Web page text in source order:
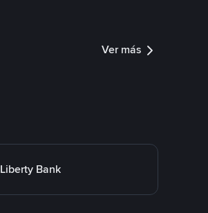
Ver más
Liberty Bank